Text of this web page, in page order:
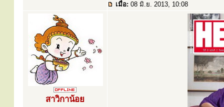
เมื่อ: 08 มิ.ย. 2013, 10:08
สาวิกาน้อย